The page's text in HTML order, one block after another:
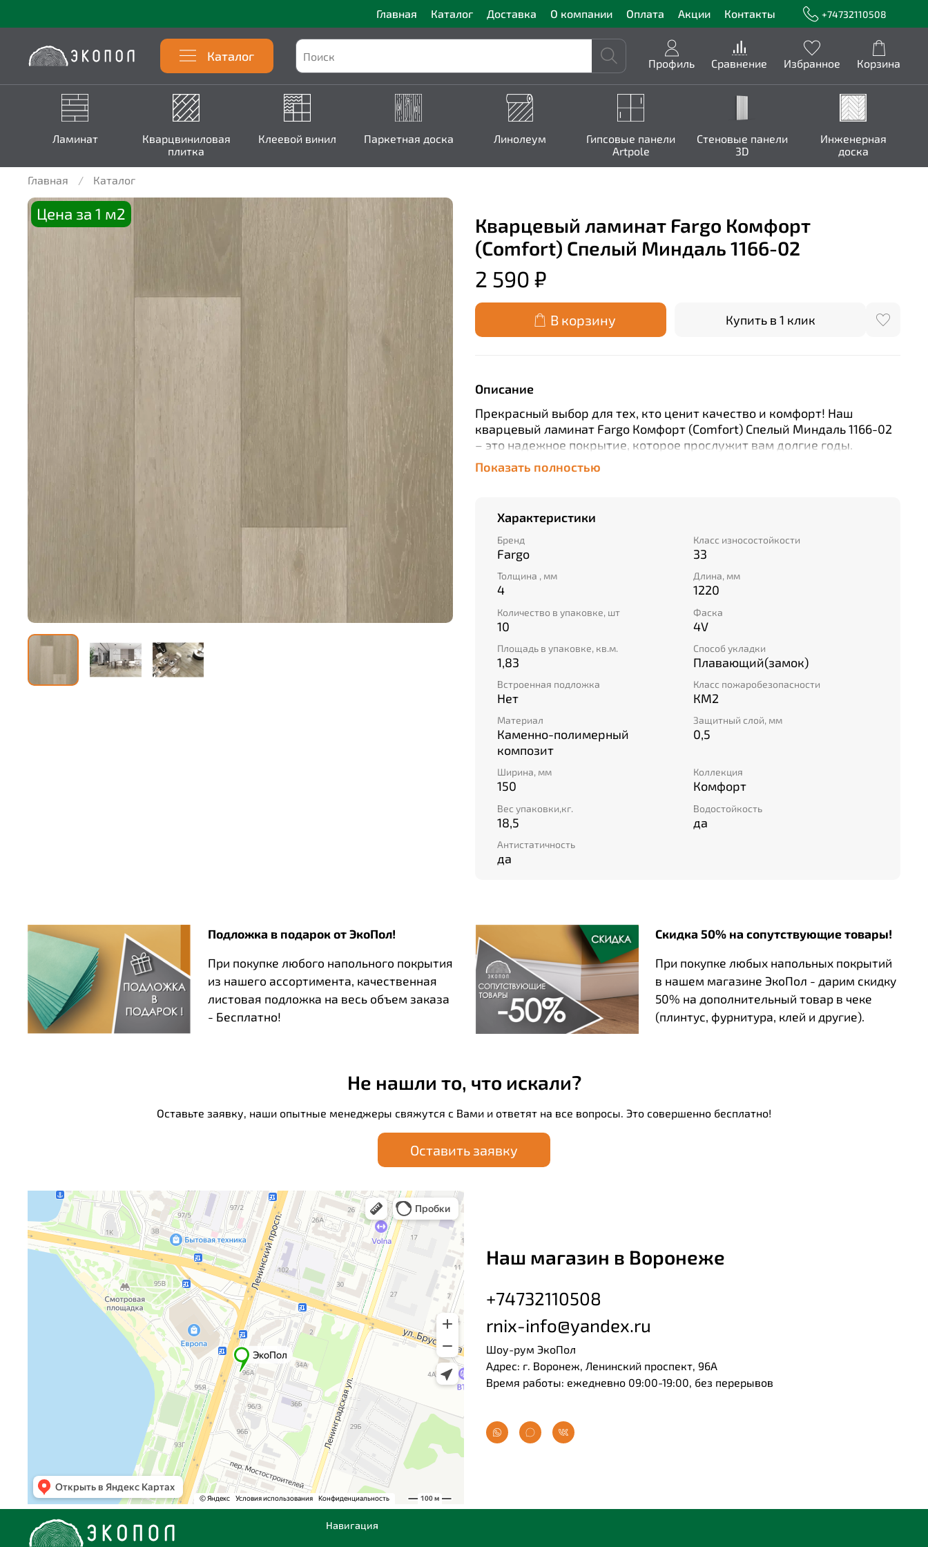
Главная Каталог Доставка О компании Оплата Акции Контакты +74732110508
Каталог Профиль Сравнение Избранное Корзина
Ламинат
Кварцвиниловая
плитка
Клеевой винил Паркетная доска Линолеум
Гипсовые панели
Artpole
Стеновые панели
3D
Инженерная
доска
Главная Каталог
Цена за 1 м2
Кварцевый ламинат Fargo Комфорт
(Comfort) Спелый Миндаль 1166-02
2 590 ₽
В корзину Купить в 1 клик
Описание
Прекрасный выбор для тех, кто ценит качество и комфорт! Наш
кварцевый ламинат Fargo Комфорт (Comfort) Спелый Миндаль 1166-02
– это надежное покрытие, которое прослужит вам долгие годы.
Благодаря высокой степени износостойкости (класс 33) и толщине
плиты 4 мм, этот материал отлично подходит как для жилых
водостойкость и антистатичность делают его идеальным решением
для любого интерьера. Выбирайте лучшее с нашим каменно-
полимерным композитом от бренда Fargo!
Показать полностью
Характеристики
Бренд
Fargo
Класс износостойкости
33
Толщина , мм
4
Длина, мм
1220
Количество в упаковке, шт
10
Фаска
4V
Площадь в упаковке, кв.м.
1,83
Способ укладки
Плавающий(замок)
Встроенная подложка
Нет
Класс пожаробезопасности
КМ2
Материал
Каменно-полимерный
композит
Защитный слой, мм
0,5
Ширина, мм
150
Коллекция
Комфорт
Вес упаковки,кг.
18,5
Водостойкость
да
Антистатичность
да
Подложка в подарок от ЭкоПол!
При покупке любого напольного покрытия
из нашего ассортимента, качественная
листовая подложка на весь объем заказа
- Бесплатно!
Скидка 50% на сопутствующие товары!
При покупке любых напольных покрытий
в нашем магазине ЭкоПол - дарим скидку
50% на дополнительный товар в чеке
(плинтус, фурнитура, клей и другие).
Не нашли то, что искали?
Оставьте заявку, наши опытные менеджеры свяжутся с Вами и ответят на все вопросы. Это совершенно бесплатно!
Оставить заявку
Наш магазин в Воронеже
+74732110508
rnix-info@yandex.ru
Шоу-рум ЭкоПол
Адрес: г. Воронеж, Ленинский проспект, 96А
Время работы: ежедневно 09:00-19:00, без перерывов
Навигация